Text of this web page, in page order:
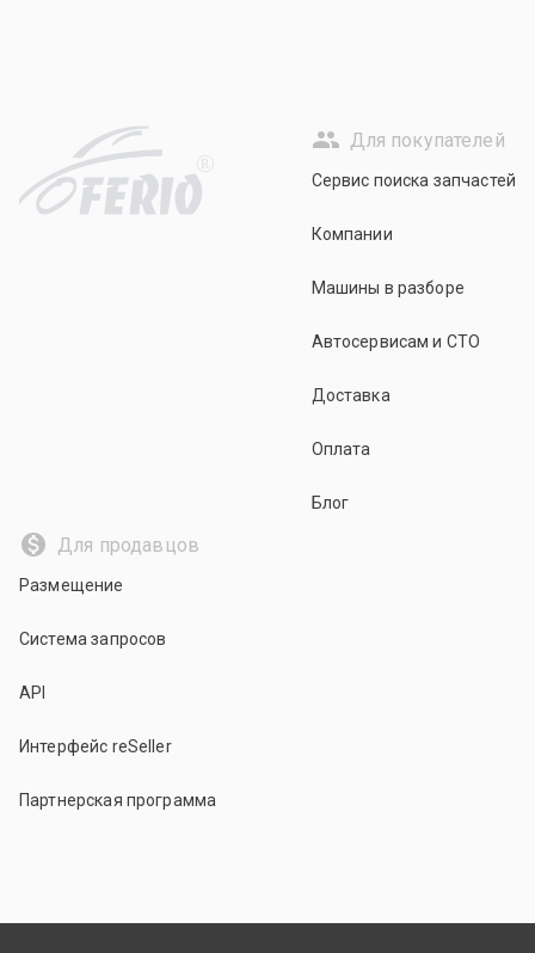
R
Для покупателей
Сервис поиска запчастей
Компании
Машины в разборе
Автосервисам и СТО
Доставка
Оплата
Блог
Для продавцов
Размещение
Система запросов
API
Интерфейс reSeller
Партнерская программа